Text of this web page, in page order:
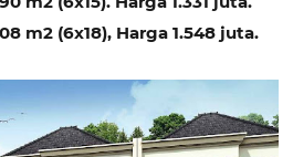
m2 (6x18), Harga 1.548 juta.